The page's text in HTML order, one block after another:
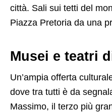
città. Sali sui tetti del
Piazza Pretoria da una
Musei e teatri
Un’ampia offerta
dove tra tutti è da
Massimo, il terzo più